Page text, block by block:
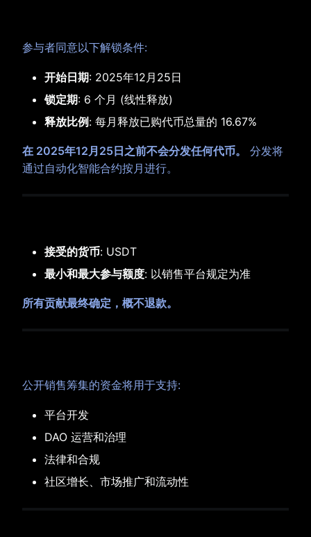
参与者同意以下解锁条件:
开始日期: 2025年12月25日
锁定期: 6 个月 (线性释放)
释放比例 : 每月释放已购代币总量的 16.67%
在 2025年12月25日之前不会分发任何代币。
分发将
通过自动化智能合约按月进行。
接受的货币: USDT
最小和最大参与额度: 以销售平台规定为准
所有贡献最终确定，概不退款。
公开销售筹集的资金将用于支持:
平台开发
DAO 运营和治理
法律和合规
社区增长、市场推广和流动性